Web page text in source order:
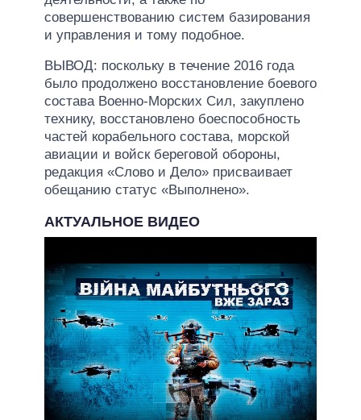
совершенствованию систем базирования
и управления и тому подобное.
ВЫВОД: поскольку в течение 2016 года
было продолжено восстановление боевого
состава Военно-Морских Сил, закуплено
технику, восстановлено боеспособность
частей корабельного состава, морской
авиации и войск береговой обороны,
редакция «Слово и Дело» присваивает
обещанию статус «Выполнено».
АКТУАЛЬНОЕ ВИДЕО